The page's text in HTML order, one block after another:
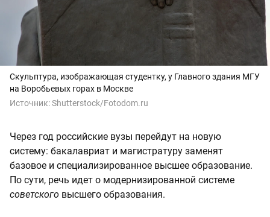
Скульптура, изображающая студентку, у Главного здания МГУ
на Воробьевых горах в Москве
Источник:Shutterstock/Fotodom.ru
Через год российские вузы перейдут на новую
систему: бакалавриат и магистратуру заменят
базовое и специализированное высшее образование.
По сути, речь идет о модернизированной системе
советского высшего образования.